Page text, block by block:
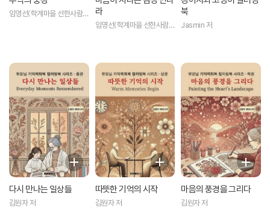
임영선(학계마을 선한사람)
라
임영선(학계마을 선한사람)
북
Jasmin 저
다시 만나는 일상들
김원자 저
따뜻한 기억의 시작
김원자 저
마음의 풍경을 그리다
김원자 저